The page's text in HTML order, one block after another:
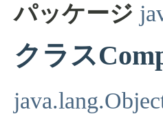
パッケージ
クラス